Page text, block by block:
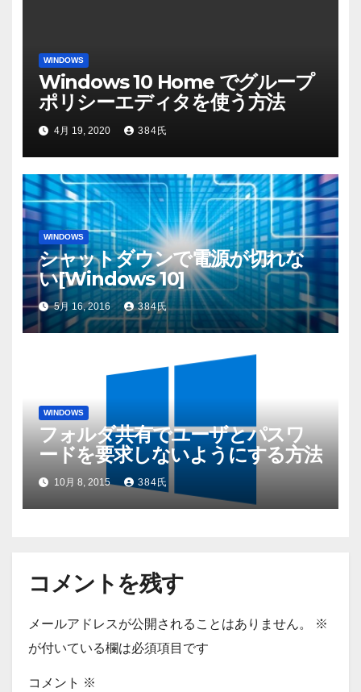
WINDOWS
Windows 10 Home でグループ
ポリシーエディタを使う方法
4月 19, 2020 384氏
WINDOWS
シャットダウンで電源が切れな
い[Windows 10]
5月 16, 2016 384氏
WINDOWS
フォルダ共有でユーザとパスワ
ードを要求しないようにする方法
10月 8, 2015 384氏
コメントを残す
メールアドレスが公開されることはありません。
※
が付いている欄は必須項目です
コメント ※